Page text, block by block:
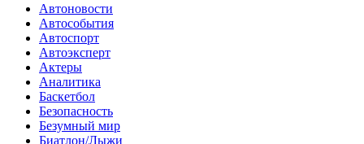
Автоновости
Автособытия
Автоспорт
Автоэксперт
Актеры
Аналитика
Баскетбол
Безопасность
Безумный мир
Биатлон/Лыжи